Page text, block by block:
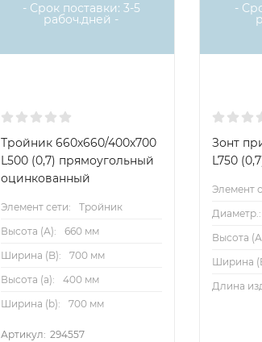
- Срок поставки: 3-5
рабоч.дней -
Тройник 660х660/400х700
L500 (0,7) прямоугольный
оцинкованный
Элемент сети:
Тройник
Высота (А):
660 мм
Ширина (B):
700 мм
Высота (a):
400 мм
Ширина (b):
700 мм
Артикул: 294557
-
Зонт
L750
Элемент
Диаметр.:
Высота
Ширина
Длина